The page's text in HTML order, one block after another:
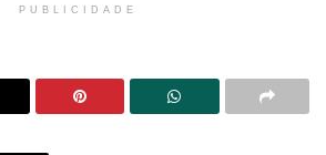
PUBLICIDADE